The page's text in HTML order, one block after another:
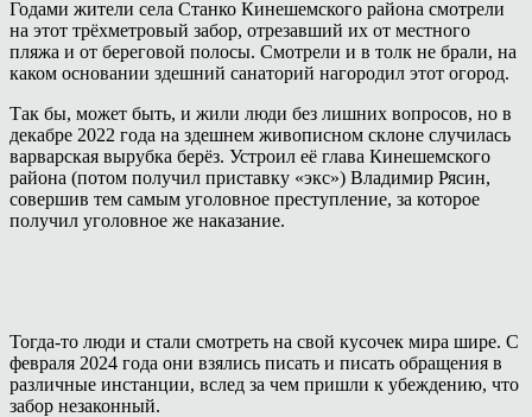
Годами жители села Станко Кинешемского района смотрели
на этот трёхметровый забор, отрезавший их от местного
пляжа и от береговой полосы. Смотрели и в толк не брали, на
каком основании здешний санаторий нагородил этот огород.
Так бы, может быть, и жили люди без лишних вопросов, но в
декабре 2022 года на здешнем живописном склоне случилась
варварская вырубка берёз. Устроил её глава Кинешемского
района (потом получил приставку «экс») Владимир Рясин,
совершив тем самым уголовное преступление, за которое
получил уголовное же наказание.
Тогда-то люди и стали смотреть на свой кусочек мира шире. С
февраля 2024 года они взялись писать и писать обращения в
различные инстанции, вслед за чем пришли к убеждению, что
забор незаконный.